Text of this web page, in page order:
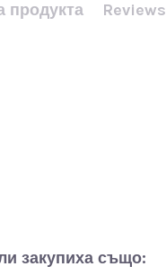
продукта Reviews
закупиха също: